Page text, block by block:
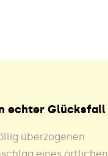
echter Glücksfall
überzogenen